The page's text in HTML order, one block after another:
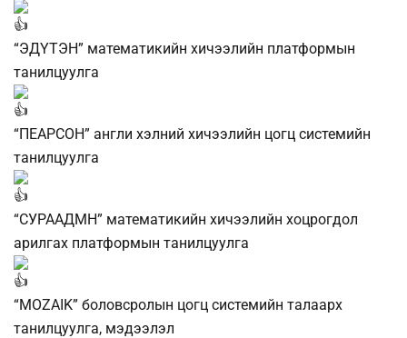
“ЭДҮТЭН” математикийн хичээлийн платформын
танилцуулга
“ПЕАРСОН” англи хэлний хичээлийн цогц системийн
танилцуулга
“СУРААДМН” математикийн хичээлийн хоцрогдол
арилгах платформын танилцуулга
“MOZAIK” боловсролын цогц системийн талаарх
танилцуулга, мэдээлэл